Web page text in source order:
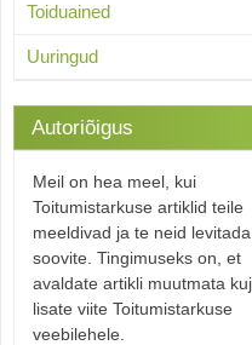
Toiduained
Uuringud
Autoriõigus
Meil on hea meel, kui
Toitumistarkuse artiklid teile
meeldivad ja te neid levitada
soovite. Tingimuseks on, et
avaldate artikli muutmata
lisate viite Toitumistarkuse
veebilehele.